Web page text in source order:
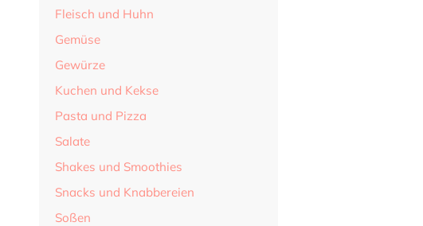
Fleisch und Huhn
Gemüse
Gewürze
Kuchen und Kekse
Pasta und Pizza
Salate
Shakes und Smoothies
Snacks und Knabbereien
Soßen